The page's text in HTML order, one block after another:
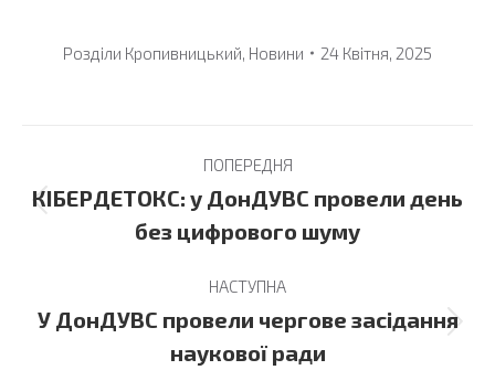
Розділи Кропивницький, Новини 24 Квітня, 2025
navigation
ПОПЕРЕДНЯ
Previous
post:
КІБЕРДЕТОКС: у ДонДУВС провели день
без цифрового шуму
НАСТУПНА
Next
post:
У ДонДУВС провели чергове засідання
наукової ради